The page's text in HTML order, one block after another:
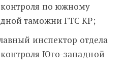
по южному
таможни ГТС КР;
инспектор отдела
Юго-западной